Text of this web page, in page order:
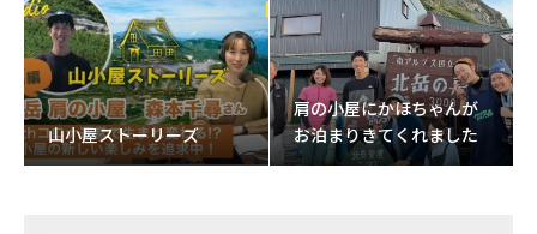
山小屋ストーリーズ
肩の小屋にかほちゃんが
お泊まりきてくれました